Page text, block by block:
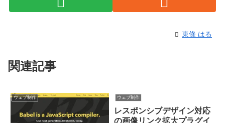
東條 はる
関連記事
ウェブ制作 ウェブ制作
レスポンシブデザイン対応
の画像リンク拡大プラグイ